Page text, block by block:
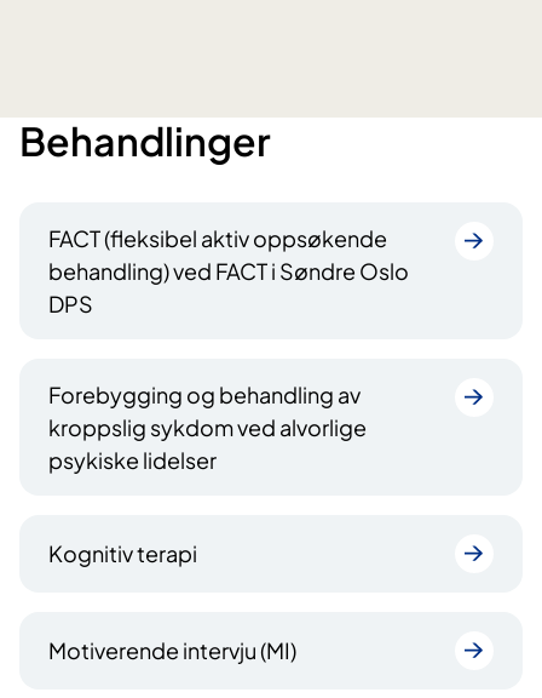
Behandlinger
FACT (fleksibel aktiv oppsøkende
behandling) ved FACT i Søndre Oslo
DPS
Forebygging og behandling av
kroppslig sykdom ved alvorlige
psykiske lidelser
Kognitiv terapi
Motiverende intervju (MI)